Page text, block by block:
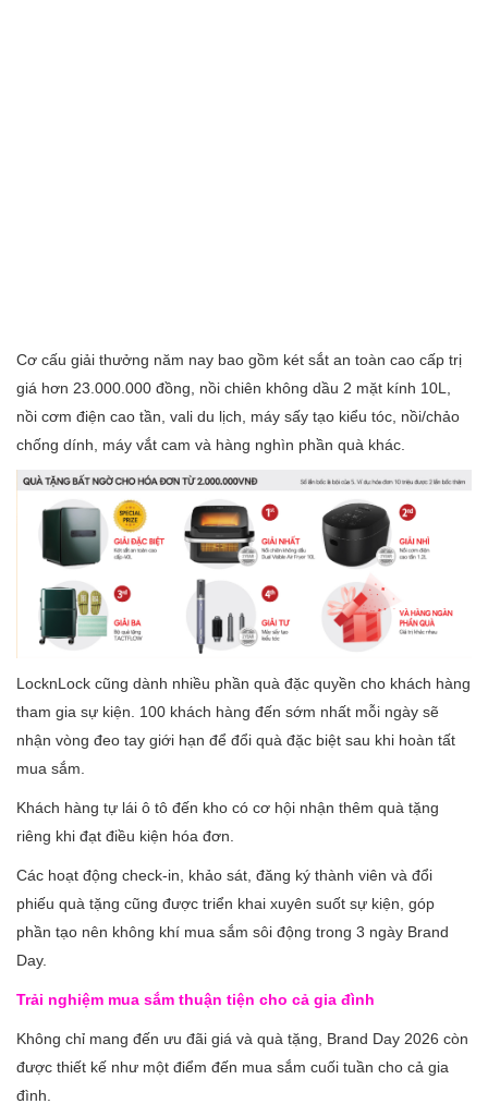
Cơ cấu giải thưởng năm nay bao gồm két sắt an toàn cao cấp trị
giá hơn 23.000.000 đồng, nồi chiên không dầu 2 mặt kính 10L,
nồi cơm điện cao tần, vali du lịch, máy sấy tạo kiểu tóc, nồi/chảo
chống dính, máy vắt cam và hàng nghìn phần quà khác.
LocknLock cũng dành nhiều phần quà đặc quyền cho khách hàng
tham gia sự kiện. 100 khách hàng đến sớm nhất mỗi ngày sẽ
nhận vòng đeo tay giới hạn để đổi quà đặc biệt sau khi hoàn tất
mua sắm.
Khách hàng tự lái ô tô đến kho có cơ hội nhận thêm quà tặng
riêng khi đạt điều kiện hóa đơn.
Các hoạt động check-in, khảo sát, đăng ký thành viên và đổi
phiếu quà tặng cũng được triển khai xuyên suốt sự kiện, góp
phần tạo nên không khí mua sắm sôi động trong 3 ngày Brand
Day.
Trải nghiệm mua sắm thuận tiện cho cả gia đình
Không chỉ mang đến ưu đãi giá và quà tặng, Brand Day 2026 còn
được thiết kế như một điểm đến mua sắm cuối tuần cho cả gia
đình.